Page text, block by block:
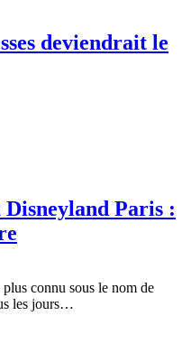
deviendrait le
Paris :
connu sous le nom de
les jours…